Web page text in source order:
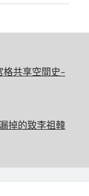
共享空間史–
掉的致李祖韓